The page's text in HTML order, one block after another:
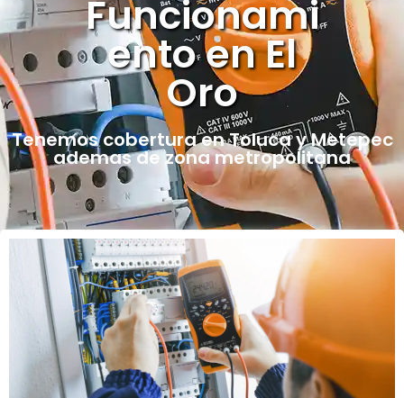
Funcionami
ento en El
Oro
Tenemos cobertura en Toluca y Metepec
ademas de zona metropolitana